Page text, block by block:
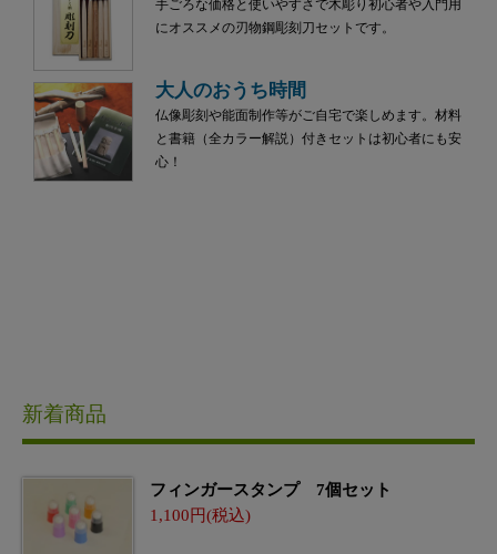
手ごろな価格と使いやすさで木彫り初心者や入門用
にオススメの刃物鋼彫刻刀セットです。
大人のおうち時間
仏像彫刻や能面制作等がご自宅で楽しめます。材料
と書籍（全カラー解説）付きセットは初心者にも安
心！
新着商品
フィンガースタンプ 7個セット
1,100